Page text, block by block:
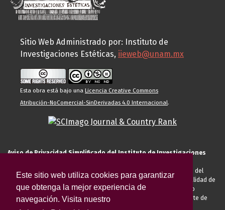
Este sitio web utiliza cookies para garantizar
que obtenga la mejor experiencia de
navegación. Visita nuestro
Sitio Web Administrado por: Instituto de
Investigaciones Estéticas, iieweb@unam.mx
Esta obra está bajo una Licencia Creative Commons
Atribución-NoComercial-SinDerivadas 4.0 Internacional.
Aviso de Privacidad Simplificado del Instituto de Investigaciones
El Instituto de Investigaciones Estéticas de la UNAM, es responsable del
tratamiento de sus datos personales para el registro de usted en calidad de
alumno, docente, personal de la entidad académica, conferencista o
invitado externo (nacional o extranjero), visitante, proveedor o cliente de